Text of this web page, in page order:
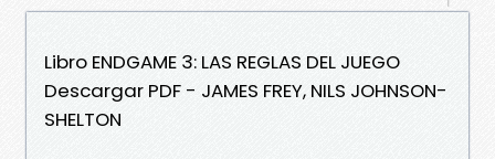
Libro ENDGAME 3: LAS REGLAS DEL JUEGO
Descargar PDF - JAMES FREY, NILS JOHNSON-
SHELTON